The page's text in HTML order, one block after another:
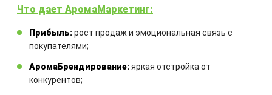
Закажите технический расчет
оборудования
Что дает АромаМаркетинг:
Прибыль:рост продаж и эмоциональная связь с
покупателями;
АромаБрендирование:яркая отстройка от
конкурентов;